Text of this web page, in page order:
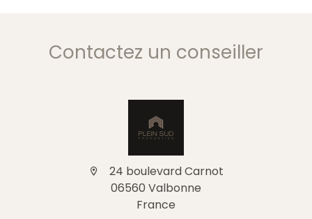
Contactez un conseiller
24 boulevard Carnot
06560 Valbonne
France